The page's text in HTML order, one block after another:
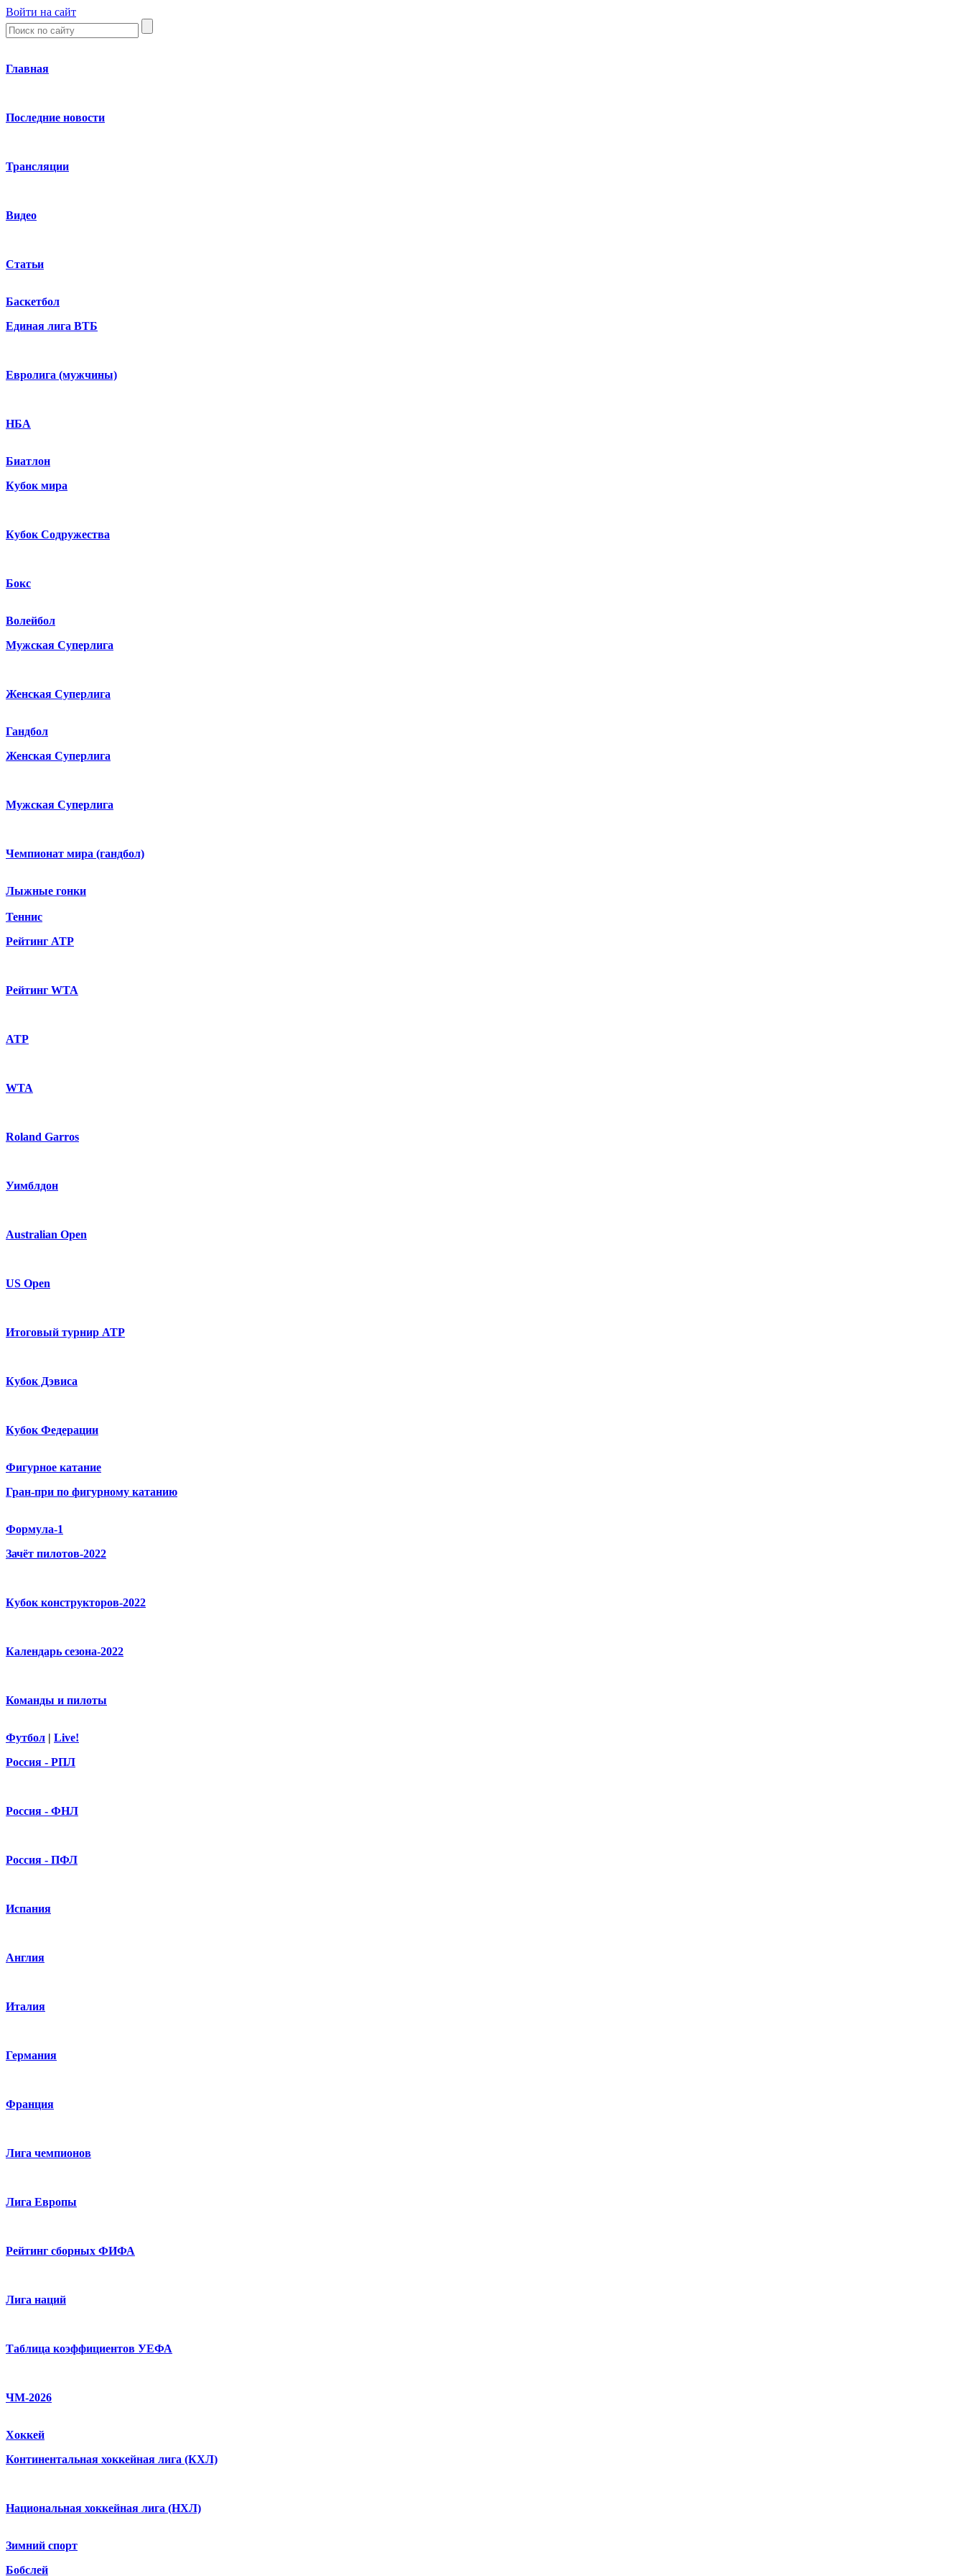
Войти на сайт
Главная
Последние новости
Трансляции
Видео
Статьи
Баскетбол
Единая лига ВТБ
Евролига (мужчины)
НБА
Биатлон
Кубок мира
Кубок Содружества
Бокс
Волейбол
Мужская Суперлига
Женская Суперлига
Гандбол
Женская Суперлига
Мужская Суперлига
Чемпионат мира (гандбол)
Лыжные гонки
Теннис
Рейтинг ATP
Рейтинг WTA
ATP
WTA
Roland Garros
Уимблдон
Australian Open
US Open
Итоговый турнир ATP
Кубок Дэвиса
Кубок Федерации
Фигурное катание
Гран-при по фигурному катанию
Формула-1
Зачёт пилотов-2022
Кубок конструкторов-2022
Календарь сезона-2022
Команды и пилоты
Футбол | Live!
Россия - РПЛ
Россия - ФНЛ
Россия - ПФЛ
Испания
Англия
Италия
Германия
Франция
Лига чемпионов
Лига Европы
Рейтинг сборных ФИФА
Лига наций
Таблица коэффициентов УЕФА
ЧМ-2026
Хоккей
Континентальная хоккейная лига (КХЛ)
Национальная хоккейная лига (НХЛ)
Зимний спорт
Бобслей